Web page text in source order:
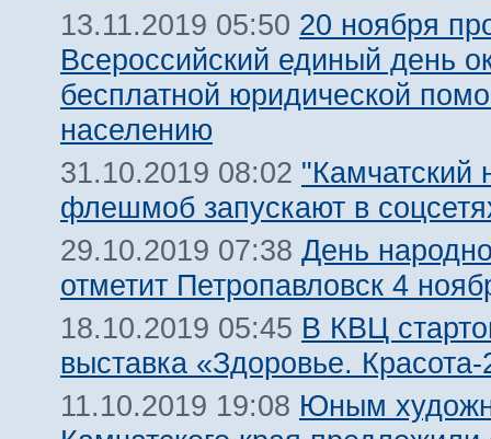
13.11.2019 05:50 20 ноября
Всероссийский единый день
бесплатной юридической
населению
31.10.2019 08:02 "Камчатский
флешмоб запускают в
29.10.2019 07:38 День
отметит Петропавловск 4
18.10.2019 05:45 В КВЦ
выставка «Здоровье.
11.10.2019 19:08 Юным